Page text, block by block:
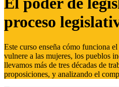
proceso
Este curso enseña cómo funciona
vulnere a las mujeres, los pueblos
llevamos más de tres décadas de
proposiciones, y analizando el